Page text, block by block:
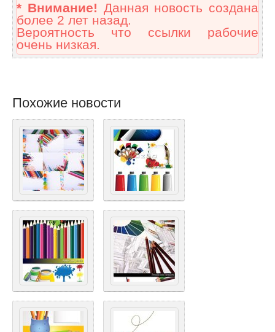
* Внимание! Данная новость создана
более 2 лет назад.
Вероятность что ссылки рабочие
очень низкая.
Похожие новости